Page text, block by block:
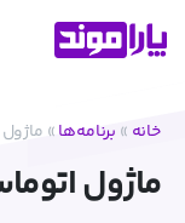
خانه » برنامه‌ها»
ماژول